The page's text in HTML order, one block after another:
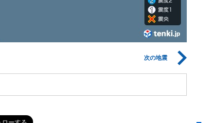
次の地震